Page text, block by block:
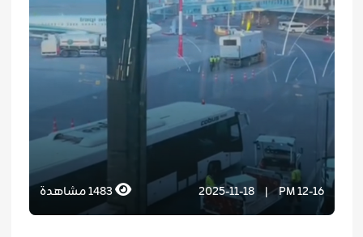
12-16 PM
|
2025-11-18
1483مشاهدة